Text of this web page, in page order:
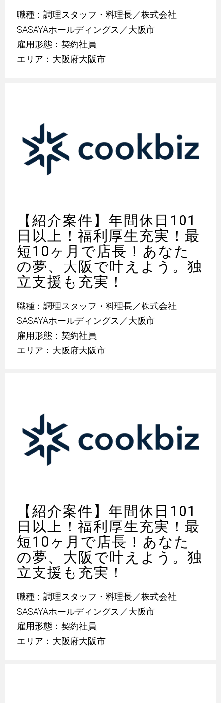
職種：調理スタッフ・料理長／株式会社
SASAYAホールディングス／大阪市
雇用形態：契約社員
エリア：大阪府大阪市
【紹介案件】年間休日101
日以上！福利厚生充実！最
短10ヶ月で店長！あなた
の夢、大阪で叶えよう。独
立支援も充実！
職種：調理スタッフ・料理長／株式会社
SASAYAホールディングス／大阪市
雇用形態：契約社員
エリア：大阪府大阪市
【紹介案件】年間休日101
日以上！福利厚生充実！最
短10ヶ月で店長！あなた
の夢、大阪で叶えよう。独
立支援も充実！
職種：調理スタッフ・料理長／株式会社
SASAYAホールディングス／大阪市
雇用形態：契約社員
エリア：大阪府大阪市